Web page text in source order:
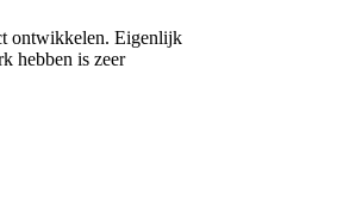
ontwikkelen. Eigenlijk
hebben is zeer